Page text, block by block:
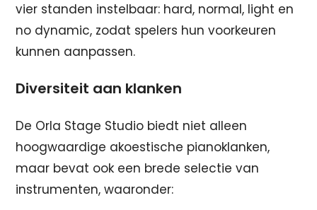
vier standen instelbaar: hard, normal, light en
no dynamic, zodat spelers hun voorkeuren
kunnen aanpassen.
Diversiteit aan klanken
De Orla Stage Studio biedt niet alleen
hoogwaardige akoestische pianoklanken,
maar bevat ook een brede selectie van
instrumenten, waaronder: